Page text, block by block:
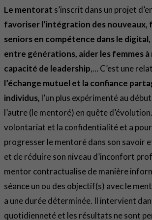
Le mentorat s’inscrit dans un projet
favoriser l’intégration des nouveaux,
seniors en compétence dans le
entre générations, aider les femmes
capacité de leadership,… C’est une
l’échange mutuel et la confiance
individus, l’un plus expérimenté au
l’autre (le mentoré) en quête
volontariat et la confidentialité et a
progresser le mentoré dans son savoir
et de réduire son niveau d’inconfort
mentor contractualise de manière
séance un ou des objectif(s) avec le
a une durée déterminée. Il intervient
quotidienneté et les résultats ne sont